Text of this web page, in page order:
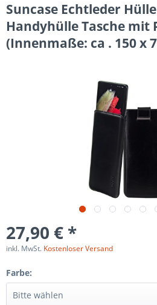
Suncase Echtleder
Handyhülle Tasche mit
(Innenmaße: ca . 150 x
27,90 € *
inkl. MwSt. Kostenloser Versand
Farbe: